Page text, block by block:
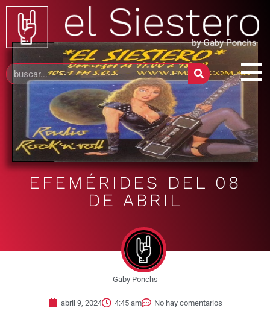
EFEMÉRIDES DEL 08
DE ABRIL
Gaby Ponchs
abril 9, 2024 4:45 am No hay comentarios